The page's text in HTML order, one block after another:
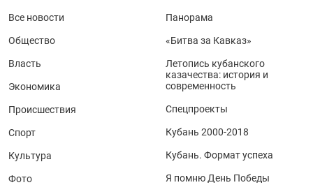
Все новости
Общество
Власть
Экономика
Происшествия
Спорт
Культура
Фото
Панорама
«Битва за Кавказ»
Летопись кубанского
казачества: история и
современность
Спецпроекты
Кубань 2000-2018
Кубань. Формат успеха
Я помню День Победы